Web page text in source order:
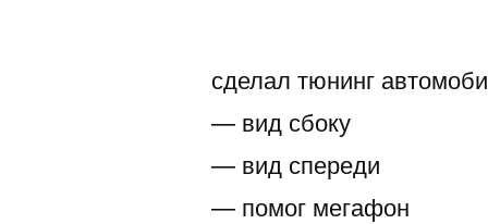
сделал тюнинг
— вид сбоку
— вид спереди
— помог мегафон